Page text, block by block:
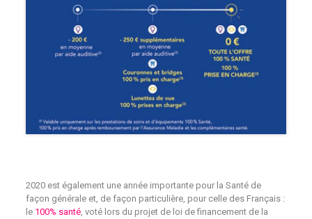
2020 est également une année importante pour la Santé de
façon générale et, de façon particulière, pour celle des Français :
le 100% santé, voté lors du projet de loi de financement de la